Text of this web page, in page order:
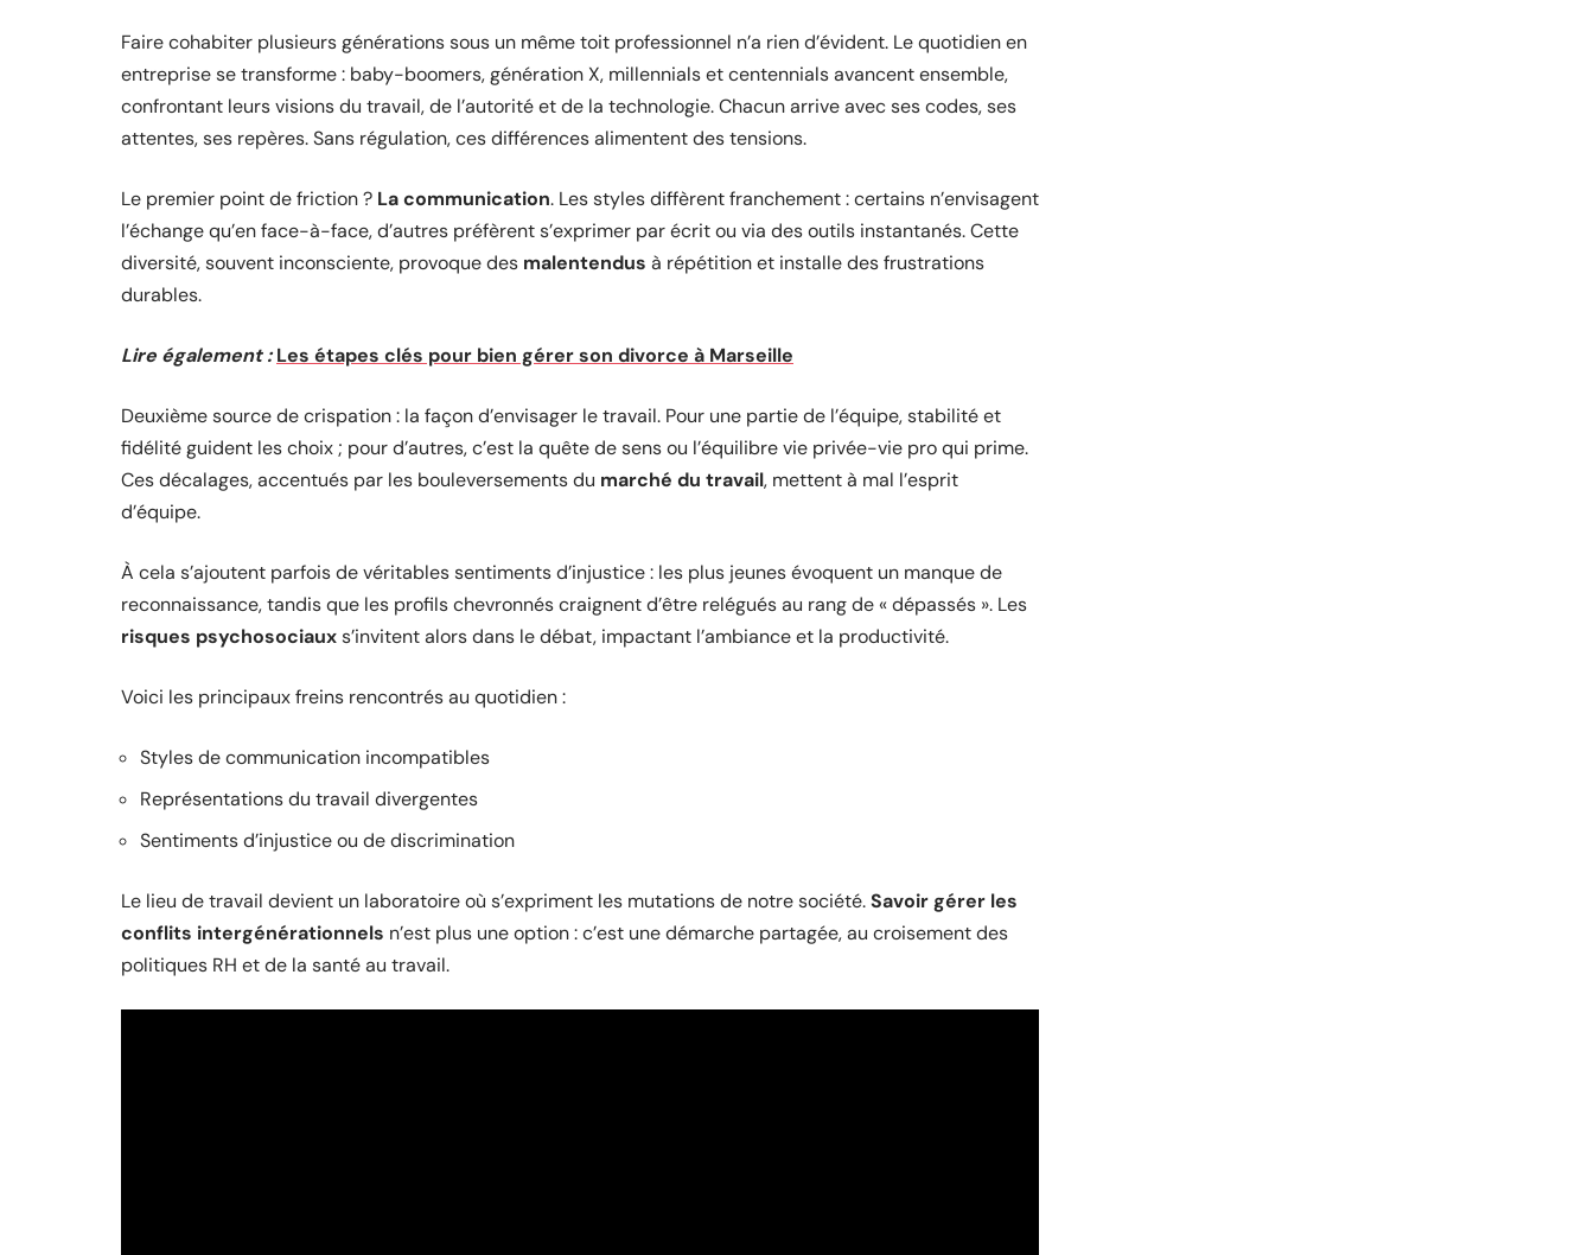
Faire cohabiter plusieurs générations sous un même toit professionnel n’a rien d’évident. Le quotidien en
entreprise se transforme : baby-boomers, génération X, millennials et centennials avancent ensemble,
confrontant leurs visions du travail, de l’autorité et de la technologie. Chacun arrive avec ses codes, ses
attentes, ses repères. Sans régulation, ces différences alimentent des tensions.
Le premier point de friction ? La communication. Les styles diffèrent franchement : certains n’envisagent
l’échange qu’en face-à-face, d’autres préfèrent s’exprimer par écrit ou via des outils instantanés. Cette
diversité, souvent inconsciente, provoque des malentendus à répétition et installe des frustrations
durables.
Lire également : Les étapes clés pour bien gérer son divorce à Marseille
Deuxième source de crispation : la façon d’envisager le travail. Pour une partie de l’équipe, stabilité et
fidélité guident les choix ; pour d’autres, c’est la quête de sens ou l’équilibre vie privée-vie pro qui prime.
Ces décalages, accentués par les bouleversements du marché du travail, mettent à mal l’esprit
d’équipe.
À cela s’ajoutent parfois de véritables sentiments d’injustice : les plus jeunes évoquent un manque de
reconnaissance, tandis que les profils chevronnés craignent d’être relégués au rang de « dépassés ». Les
risques psychosociauxs’invitent alors dans le débat, impactant l’ambiance et la productivité.
Voici les principaux freins rencontrés au quotidien :
Styles de communication incompatibles
Représentations du travail divergentes
Sentiments d’injustice ou de discrimination
Le lieu de travail devient un laboratoire où s’expriment les mutations de notre société.Savoir gérer les
conflits intergénérationnels n’est plus une option : c’est une démarche partagée, au croisement des
politiques RH et de la santé au travail.